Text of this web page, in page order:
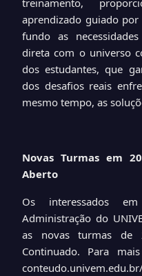
aprendizado guiado
fundo as
direta com o universo
dos estudantes, que
dos desafios reais
mesmo tempo, as
Novas Turmas em
Aberto
Os interessados
Administração do
as novas turmas de
Continuado. Para